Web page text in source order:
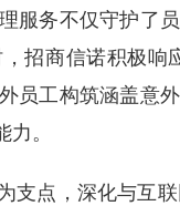
服务不仅守护了
招商信诺积极响
员工构筑涵盖意
。
点，深化与互联